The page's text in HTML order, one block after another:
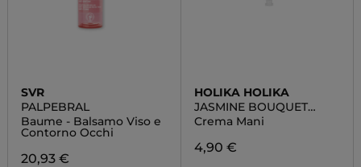
SVR
PALPEBRAL
Baume - Balsamo Viso e
Contorno Occhi
20,93 €
HOLIKA HOLIKA
JASMINE BOUQUET
HAND CREAM
Crema Mani
4,90 €